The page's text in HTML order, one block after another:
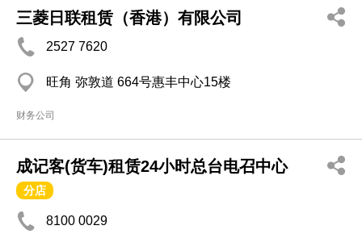
三菱日联租赁（香港）有限公司
2527 7620
旺角 弥敦道 664号惠丰中心15楼
财务公司
成记客(货车)租赁24小时总台电召中心
分店
8100 0029